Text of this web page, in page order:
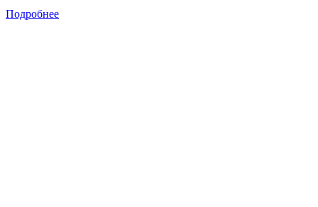
Подробнее